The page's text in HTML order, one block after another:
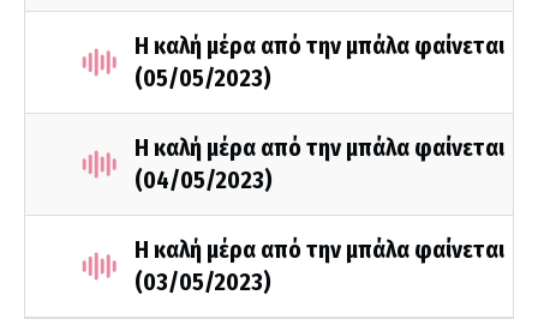
Η καλή μέρα από την μπάλα φαίνεται
(05/05/2023)
Η καλή μέρα από την μπάλα φαίνεται
(04/05/2023)
Η καλή μέρα από την μπάλα φαίνεται
(03/05/2023)